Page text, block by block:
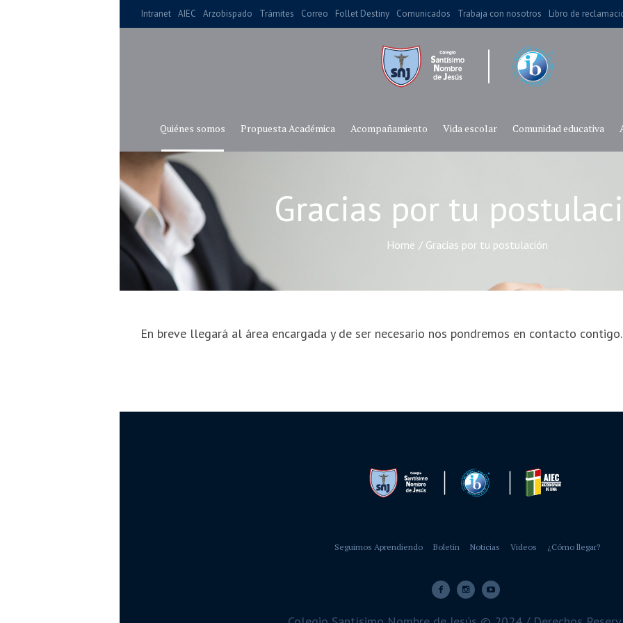
Intranet AIEC Arzobispado Trámites Correo Follet Destiny Comunicados Trabaja con nosotros Libro de
Quiénes somos Propuesta Académica Acompañamiento Vida escolar Comunidad educativa
Gracias por tu
Home / Gracias por tu postulación
En breve llegará al área encargada y de ser necesario nos pondremos en contacto contigo.
Seguimos Aprendiendo Boletín Noticias Videos ¿Cómo llegar?